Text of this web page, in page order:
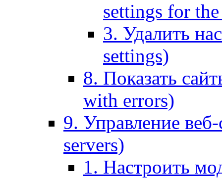
settings for
3. Удалить
settings)
8. Показать
with errors)
9. Управление
servers)
1. Настроить